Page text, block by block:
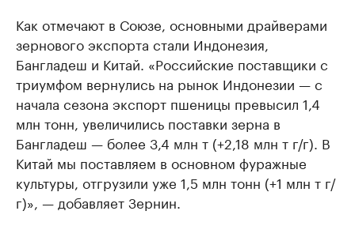
Как отмечают в Союзе, основными драйверами
зернового экспорта стали Индонезия,
Бангладеш и Китай. «Российские поставщики с
триумфом вернулись на рынок Индонезии — с
начала сезона экспорт пшеницы превысил 1,4
млн тонн, увеличились поставки зерна в
Бангладеш — более 3,4 млн т (+2,18 млн т г/г). В
Китай мы поставляем в основном фуражные
культуры, отгрузили уже 1,5 млн тонн (+1 млн т г/
г)», — добавляет Зернин.